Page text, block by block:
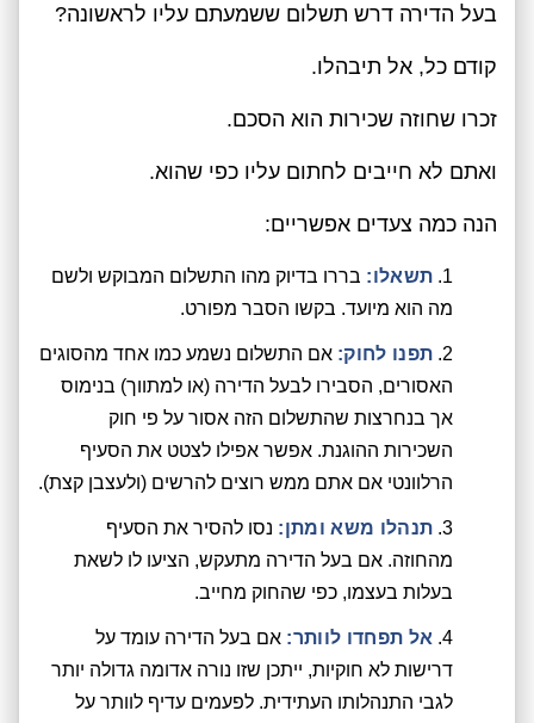
בעל הדירה דרש תשלום ששמעתם עליו לראשונה?
קודם כל, אל תיבהלו.
זכרו שחוזה שכירות הוא הסכם.
ואתם לא חייבים לחתום עליו כפי שהוא.
הנה כמה צעדים אפשריים:
תשאלו: בררו בדיוק מהו התשלום המבוקש ולשם
מה הוא מיועד. בקשו הסבר מפורט.
תפנו לחוק: אם התשלום נשמע כמו אחד מהסוגים
האסורים, הסבירו לבעל הדירה (או למתווך) בנימוס
אך בנחרצות שהתשלום הזה אסור על פי חוק
השכירות ההוגנת. אפשר אפילו לצטט את הסעיף
הרלוונטי אם אתם ממש רוצים להרשים (ולעצבן קצת).
תנהלו משא ומתן: נסו להסיר את הסעיף
מהחוזה. אם בעל הדירה מתעקש, הציעו לו לשאת
בעלות בעצמו, כפי שהחוק מחייב.
אל תפחדו לוותר: אם בעל הדירה עומד על
דרישות לא חוקיות, ייתכן שזו נורה אדומה גדולה יותר
לגבי התנהלותו העתידית. לפעמים עדיף לוותר על